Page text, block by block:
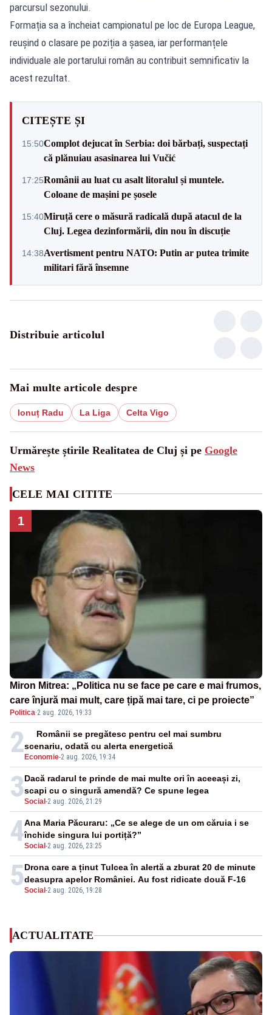
parcursul sezonului.
Formația sa a încheiat campionatul pe loc de Europa League,
reușind o clasare pe poziția a șasea, iar performanțele
individuale ale portarului român au contribuit semnificativ la
acest rezultat.
CITEȘTE ȘI
15:50Complot dejucat în Serbia: doi bărbați, suspectați
că plănuiau asasinarea lui Vučić
17:25Românii au luat cu asalt litoralul și muntele.
Coloane de mașini pe șosele
15:40Miruță cere o măsură radicală după atacul de la
Cluj. Legea dezinformării, din nou în discuție
14:38Avertisment pentru NATO: Putin ar putea trimite
militari fără însemne
Distribuie articolul
Mai multe articole despre
Ionuț Radu La Liga Celta Vigo
Urmărește știrile Realitatea de Cluj și pe Google
News
CELE MAI CITITE
1
Miron Mitrea: „Politica nu se face pe care e mai frumos,
care înjură mai mult, care țipă mai tare, ci pe proiecte”
Politica·2 aug. 2026, 19:33
2 Economie-2 aug. 2026, 19:34
Românii se pregătesc pentru cel mai sumbru
scenariu, odată cu alerta energetică
3Social -2 aug. 2026, 21:29
Dacă radarul te prinde de mai multe ori în aceeași zi,
scapi cu o singură amendă? Ce spune legea
4Social -2 aug. 2026, 23:25
Ana Maria Păcuraru: „Ce se alege de un om căruia i se
închide singura lui portiță?”
5Social -2 aug. 2026, 19:28
Drona care a ținut Tulcea în alertă a zburat 20 de minute
deasupra apelor României. Au fost ridicate două F-16
ACTUALITATE